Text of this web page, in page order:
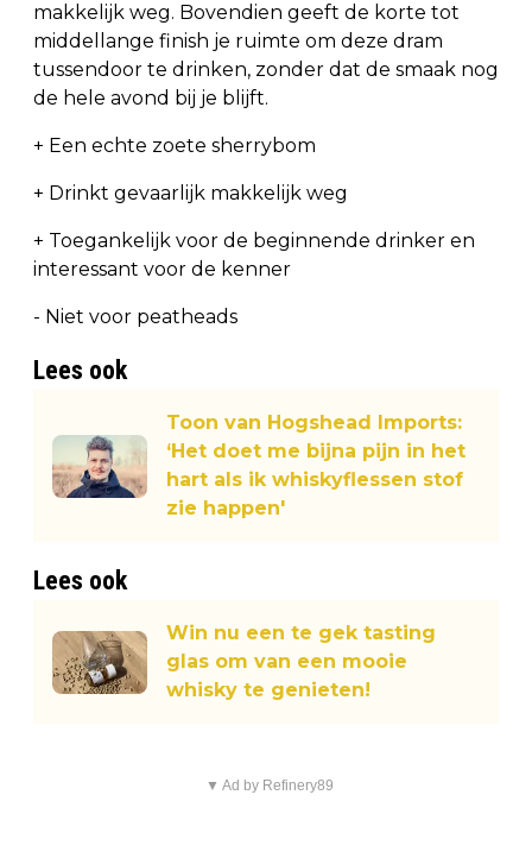
makkelijk weg. Bovendien geeft de korte tot
middellange finish je ruimte om deze dram
tussendoor te drinken, zonder dat de smaak nog
de hele avond bij je blijft.
+ Een echte zoete sherrybom
+ Drinkt gevaarlijk makkelijk weg
+ Toegankelijk voor de beginnende drinker en
interessant voor de kenner
- Niet voor peatheads
Lees ook
Toon van Hogshead Imports:
‘Het doet me bijna pijn in het
hart als ik whiskyflessen stof
zie happen'
Lees ook
Win nu een te gek tasting
glas om van een mooie
whisky te genieten!
▼ Ad by Refinery89